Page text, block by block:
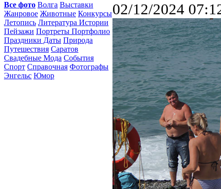
Все фото Волга Выставки
Жанровое Животные Конкурсы
Летопись Литература Истории
Пейзажи Портреты Портфолио
Праздники Даты Природа
Путешествия Саратов
Свадебные Мода События
Спорт Справочная Фотографы
Энгельс Юмор
02/12/2024